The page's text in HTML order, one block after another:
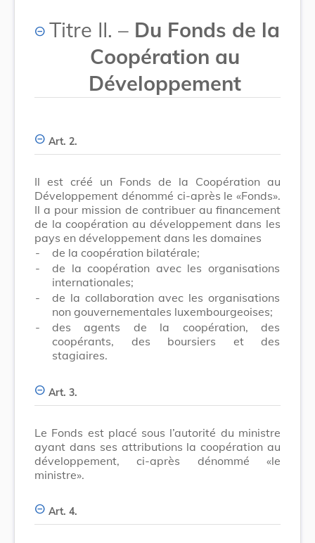
Titre II. – Du Fonds de la
Coopération au
Développement
Art. 2.
Il est créé un Fonds de la Coopération au
Développement dénommé ci-après le «Fonds».
Il a pour mission de contribuer au financement
de la coopération au développement dans les
pays en développement dans les domaines
-
de la coopération bilatérale;
-
de la coopération avec les organisations
internationales;
-
de la collaboration avec les organisations
non gouvernementales luxembourgeoises;
-
des agents de la coopération, des
coopérants, des boursiers et des
stagiaires.
Art. 3.
Le Fonds est placé sous l’autorité du ministre
ayant dans ses attributions la coopération au
développement, ci-après dénommé «le
ministre».
Art. 4.